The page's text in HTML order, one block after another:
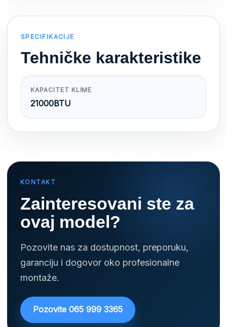
SPECIFIKACIJE
Tehničke karakteristike
KAPACITET KLIME
21000BTU
KONTAKT
Zainteresovani ste za
ovaj model?
Pozovite nas za dostupnost, preporuku,
garanciju i dogovor oko profesionalne
montaže.
Pozovite 065 999 3365